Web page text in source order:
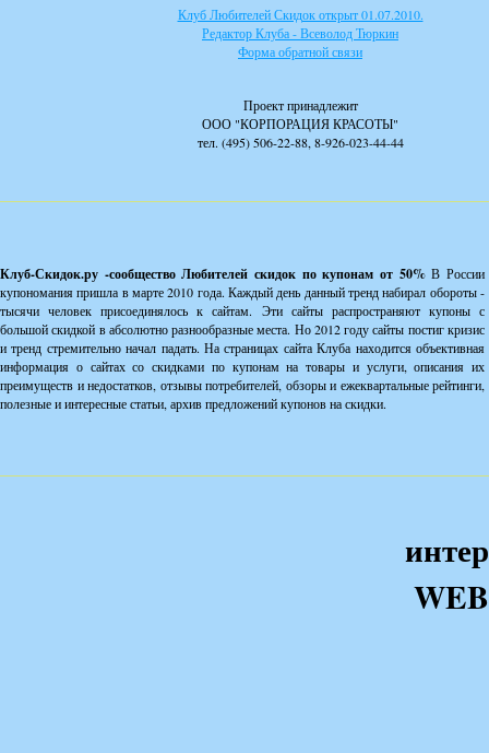
Клуб Любителей Скидок открыт 01.07.2010.
Редактор Клуба - Всеволод Тюркин
Форма обратной связи
Проект принадлежит
ООО "КОРПОРАЦИЯ КРАСОТЫ"
тел. (495) 506-22-88, 8-926-023-44-44
Клуб-Скидок.ру -сообщество Любителей скидок по купонам от 50%В России
купономания пришла в марте 2010 года. Каждый день данный тренд набирал обороты -
тысячи человек присоединялось к сайтам. Эти сайты распространяют купоны с
большой скидкой в абсолютно разнообразные места. Но 2012 году сайты постиг кризис
и тренд стремительно начал падать. На страницах сайта Клуба находится объективная
информация о сайтах со скидками по купонам на товары и услуги, описания их
преимуществ и недостатков, отзывы потребителей, обзоры и ежеквартальные рейтинги,
полезные и интересные статьи, архив предложений купонов на скидки.